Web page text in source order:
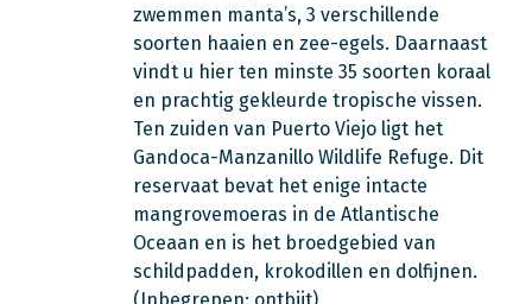
zwemmen manta’s, 3 verschillende
soorten haaien en zee-egels. Daarnaast
vindt u hier ten minste 35 soorten koraal
en prachtig gekleurde tropische vissen.
Ten zuiden van Puerto Viejo ligt het
Gandoca-Manzanillo Wildlife Refuge. Dit
reservaat bevat het enige intacte
mangrovemoeras in de Atlantische
Oceaan en is het broedgebied van
schildpadden, krokodillen en dolfijnen.